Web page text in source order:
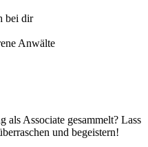
bei dir
Anwälte
als Associate gesammelt? Lass
und begeistern!